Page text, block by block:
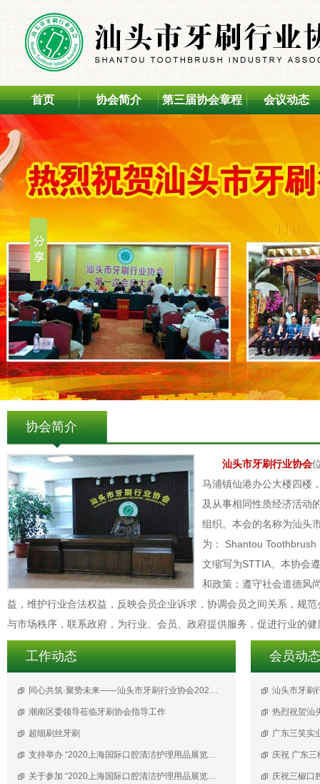
首页 协会简介 第三届协会章程 会议动态
协会简介
汕头市牙刷行业协会
马浦镇仙港办公大楼四楼
及从事相同性质经济活动
组织。本会的名称为汕头
为： Shantou
文缩写为STTIA。本协会
和政策；遵守社会道德风
益，维护行业合法权益，反映会员企业诉求，协调会员之间关系，规
与市场秩序，联系政府，为行业、会员、政府提供服务，促进行业的健
工作动态
同心共筑·聚势未来——汕头市牙刷行业协会2025年度工作总结会议圆满成功！
潮南区委领导莅临牙刷协会指导工作
超细刷丝牙刷
支持举办 “2020上海国际口腔清洁护理用品展览会暨2020上海国际个人护理用品博览会”的申请
关于参加 “2020上海国际口腔清洁护理用品展览会暨2020上海国际个人护理用品博览会” 通 知
会员动态
汕头市牙刷
热烈祝贺汕